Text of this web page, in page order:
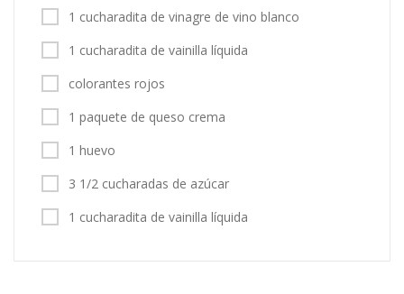
1 cucharadita de vinagre de vino blanco
1 cucharadita de vainilla líquida
colorantes rojos
1 paquete de queso crema
1 huevo
3 1/2 cucharadas de azúcar
1 cucharadita de vainilla líquida